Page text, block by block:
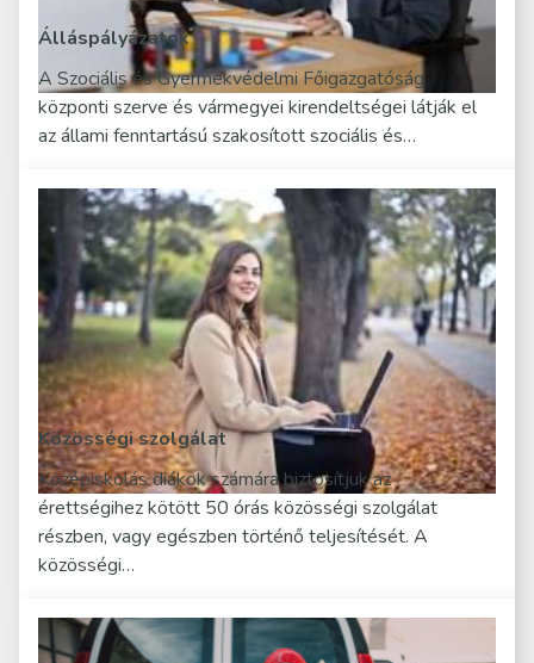
Álláspályázatok
A Szociális és Gyermekvédelmi Főigazgatóság
központi szerve és vármegyei kirendeltségei látják el
az állami fenntartású szakosított szociális és…
Közösségi szolgálat
Középiskolás diákok számára biztosítjuk az
érettségihez kötött 50 órás közösségi szolgálat
részben, vagy egészben történő teljesítését. A
közösségi…